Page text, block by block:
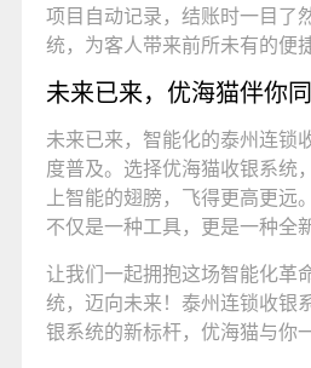
项目自动记录，结账时一目了
统，为客人带来前所未有的便
未来已来，优海猫伴你
未来已来，智能化的泰州连锁
度普及。选择优海猫收银系统
上智能的翅膀，飞得更高更远
不仅是一种工具，更是一种全
让我们一起拥抱这场智能化革
统，迈向未来！泰州连锁收银
银系统的新标杆，优海猫与你